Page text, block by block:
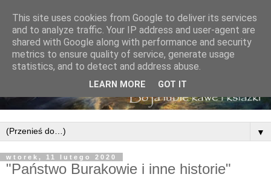
▼
wtorek, 11 lutego 2020
"Państwo Burakowie i inne historie"
This site uses cookies from Google to deliver its services
and to analyze traffic. Your IP address and user-agent are
shared with Google along with performance and security
metrics to ensure quality of service, generate usage
statistics, and to detect and address abuse.
LEARN MORE GOT IT